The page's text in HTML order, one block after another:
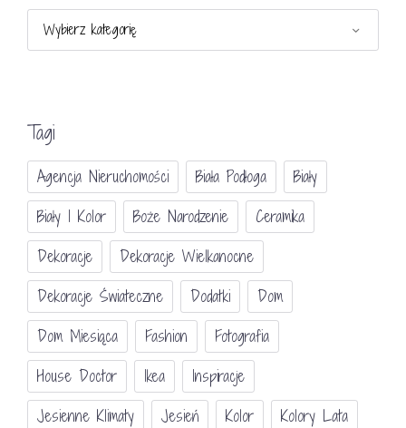
Kategorie
Tagi
Agencja Nieruchomości Biała Podłoga
Biały
Biały I Kolor
Boże Narodzenie
Ceramika
Dekoracje
Dekoracje Wielkanocne
Dekoracje Świateczne
Dodatki
Dom
Dom Miesiąca
Fashion
Fotografia
House Doctor
Ikea
Inspiracje
Jesienne Klimaty
Jesień Kolor
Kolory Lata